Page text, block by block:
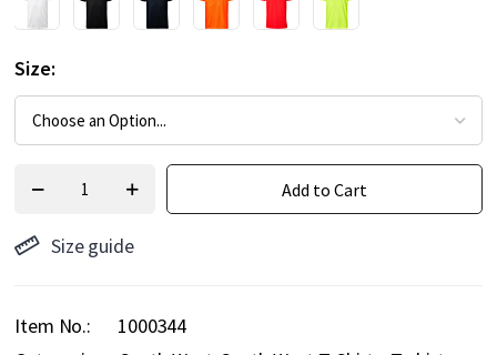
Size
Add to Cart
Size guide
Item No.
1000344